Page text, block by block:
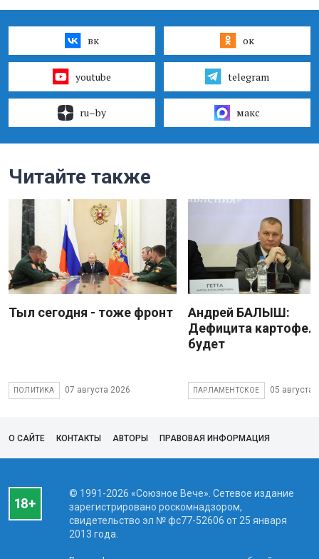
вк ок
youtube telegram
ru–by макс
Читайте также
Тыл сегодня - тоже фронт
ПОЛИТИКА 07 августа 2026
Андрей БАЛЫШ:
Дефицита
будет
ПАРЛАМЕНТСКОЕ 05 августа
О САЙТЕ КОНТАКТЫ АВТОРЫ ПРАВОВАЯ ИНФОРМАЦИЯ
© 1991-2026 «Союзное Вече». Сетевое издание
зарегистрировано роскомнадзором,
свидетельство эл № фc77-52606 от 25 января
2013 года.